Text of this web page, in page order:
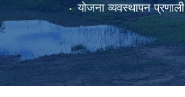
योजना व्यवस्थापन प्रणाली